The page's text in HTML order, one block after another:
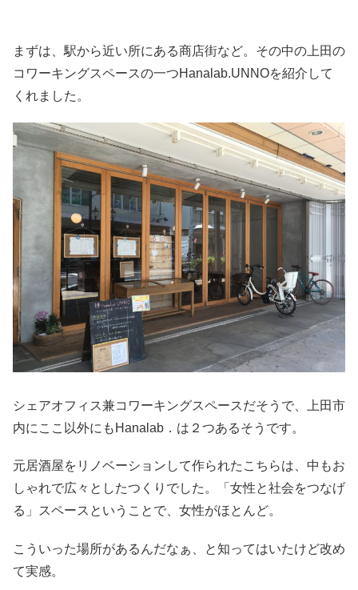
まずは、駅から近い所にある商店街など。その中の上田の
コワーキングスペースの一つHanalab.UNNOを紹介して
くれました。
シェアオフィス兼コワーキングスペースだそうで、上田市
内にここ以外にもHanalab．は２つあるそうです。
元居酒屋をリノベーションして作られたこちらは、中もお
しゃれで広々としたつくりでした。「女性と社会をつなげ
る」スペースということで、女性がほとんど。
こういった場所があるんだなぁ、と知ってはいたけど改め
て実感。